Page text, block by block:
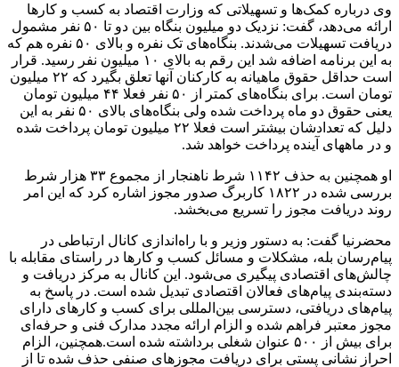
وی درباره کمک‌ها و تسهیلاتی که وزارت اقتصاد به کسب و کارها
ارائه می‌دهد، گفت: نزدیک دو میلیون بنگاه بین دو تا ۵۰ نفر مشمول
دریافت تسهیلات می‌شدند. بنگاه‌های تک نفره و بالای ۵۰ نفره هم که
به این برنامه اضافه شد این رقم به بالای ۱۰ میلیون نفر رسید. قرار
است حداقل حقوق ماهیانه به کارکنان آنها تعلق بگیرد که ۲۲ میلیون
تومان است. برای بنگاه‌های کمتر از ۵۰ نفر فعلا ۴۴ میلیون تومان
یعنی حقوق دو ماه پرداخت شده ولی بنگاه‌های بالای ۵۰ نفر به این
دلیل که تعدادشان بیشتر است فعلا ۲۲ میلیون تومان پرداخت شده
و در ماههای آینده پرداخت خواهد شد.
او همچنین به حذف ۱۱۴۲ شرط ناهنجار از مجموع ۳۳ هزار شرط
بررسی شده در ۱۸۲۲ کاربرگ صدور مجوز اشاره کرد که این امر
روند دریافت مجوز را تسریع می‌بخشد.
محضرنیا گفت: به دستور وزیر و با راه‌اندازی کانال ارتباطی در
پیام‌رسان بله، مشکلات و مسائل کسب و کارها در راستای مقابله با
چالش‌های اقتصادی پیگیری می‌شود. این کانال به مرکز دریافت و
دسته‌بندی پیام‌های فعالان اقتصادی تبدیل شده است. در پاسخ به
پیام‌های دریافتی، دسترسی بین‌المللی برای کسب و کارهای دارای
مجوز معتبر فراهم شده و الزام ارائه مجدد مدارک فنی و حرفه‌ای
برای بیش از ۵۰۰ عنوان شغلی برداشته شده است.همچنین، الزام
احراز نشانی پستی برای دریافت مجوزهای صنفی حذف شده تا از